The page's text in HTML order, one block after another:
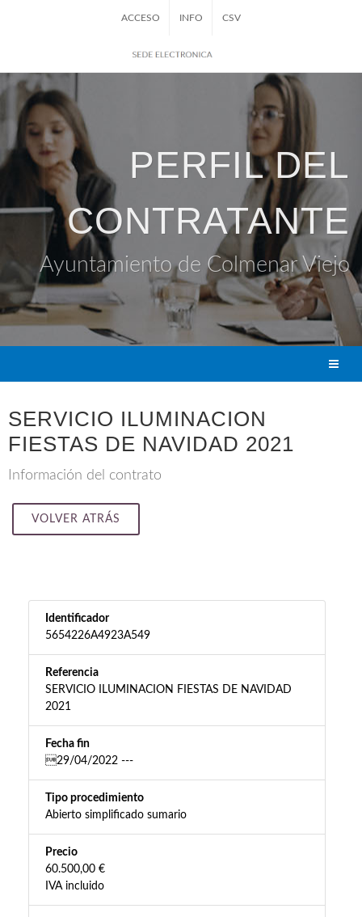
ACCESO INFO CSV
PERFIL DEL
CONTRATANTE
Ayuntamiento de Colmenar Viejo
SERVICIO ILUMINACION
FIESTAS DE NAVIDAD 2021
Información del contrato
VOLVER ATRÁS
Identificador
5654226A4923A549
Referencia
SERVICIO ILUMINACION FIESTAS DE NAVIDAD
2021
Fecha fin
29/04/2022 ---
Tipo procedimiento
Abierto simplificado sumario
Precio
60.500,00 €
IVA incluido